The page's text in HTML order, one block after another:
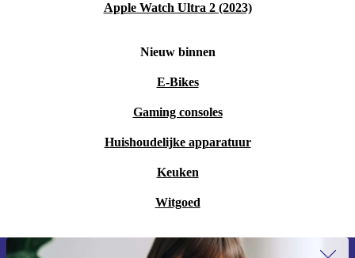
Apple Watch Ultra 2 (2023)
Nieuw binnen
E-Bikes
Gaming consoles
Huishoudelijke apparatuur
Keuken
Witgoed